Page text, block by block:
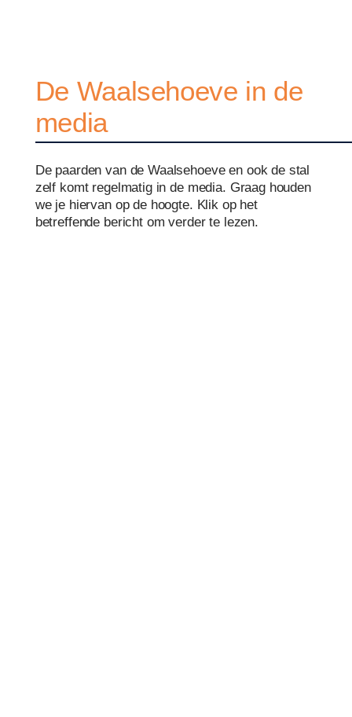
De Waalsehoeve in de
media
De paarden van de Waalsehoeve en ook de stal
zelf komt regelmatig in de media. Graag houden
we je hiervan op de hoogte. Klik op het
betreffende bericht om verder te lezen.